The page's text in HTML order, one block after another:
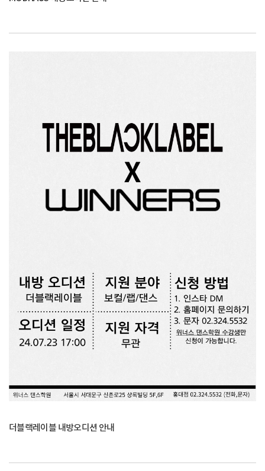
더블랙레이블 내방오디션 안내